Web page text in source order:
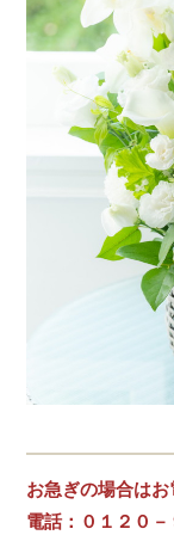
お急ぎの場合はお
電話：０１２０